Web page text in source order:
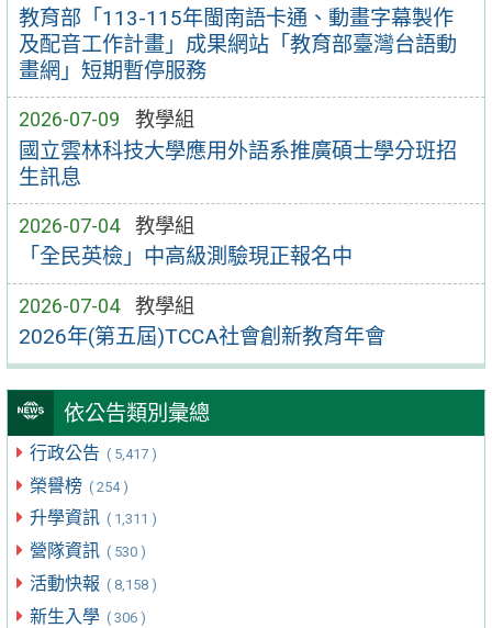
教育部「113-115年閩南語卡通、動畫字幕製作
及配音工作計畫」成果網站「教育部臺灣台語動
畫網」短期暫停服務
2026-07-09 教學組
國立雲林科技大學應用外語系推廣碩士學分班招
生訊息
2026-07-04 教學組
「全民英檢」中高級測驗現正報名中
2026-07-04 教學組
2026年(第五屆)TCCA社會創新教育年會
依公告類別彙總
行政公告 ( 5,417 )
榮譽榜 ( 254 )
升學資訊 ( 1,311 )
營隊資訊 ( 530 )
活動快報 ( 8,158 )
新生入學 ( 306 )